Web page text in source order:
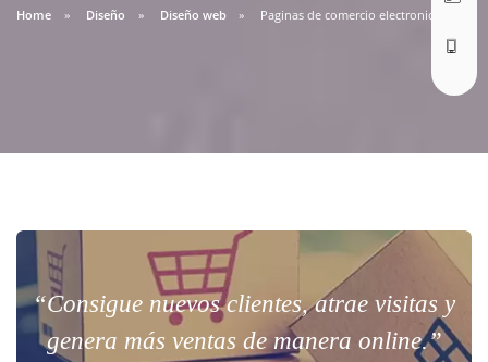
Home Diseño Diseño web Paginas de comercio electronico
“Consigue nuevos clientes, atrae visitas y
genera más ventas de manera online.”